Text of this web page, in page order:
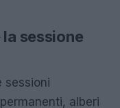
sessione
alberi